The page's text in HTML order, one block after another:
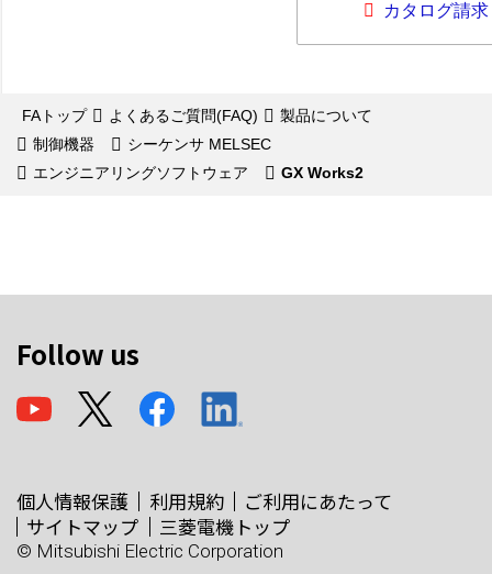
カタログ請求
FAトップ よくあるご質問(FAQ)
製品について
制御機器
シーケンサ MELSEC
エンジニアリングソフトウェア
GX Works2
Follow us
個人情報保護 利用規約
ご利用にあたって
サイトマップ
三菱電機トップ
© Mitsubishi Electric Corporation